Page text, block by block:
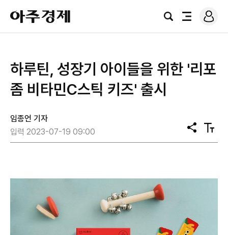
아
주
경
검
전
로
그
하루틴, 성장기 아이들을 위한 '리포
좀 비타민C스틱 키즈' 출시
임종언 기자
입력 2023-07-19 09:00
공
유
텍
스